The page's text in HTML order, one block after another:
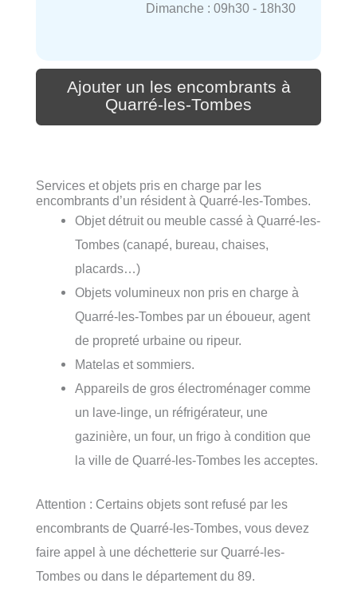
Dimanche : 09h30 - 18h30
Ajouter un les encombrants à
Quarré-les-Tombes
Services et objets pris en charge par les
encombrants d’un résident à Quarré-les-Tombes.
Objet détruit ou meuble cassé à Quarré-les-
Tombes (canapé, bureau, chaises,
placards…)
Objets volumineux non pris en charge à
Quarré-les-Tombes par un éboueur, agent
de propreté urbaine ou ripeur.
Matelas et sommiers.
Appareils de gros électroménager comme
un lave-linge, un réfrigérateur, une
gazinière, un four, un frigo à condition que
la ville de Quarré-les-Tombes les acceptes.
Attention : Certains objets sont refusé par les
encombrants de Quarré-les-Tombes, vous devez
faire appel à une déchetterie sur Quarré-les-
Tombes ou dans le département du 89.